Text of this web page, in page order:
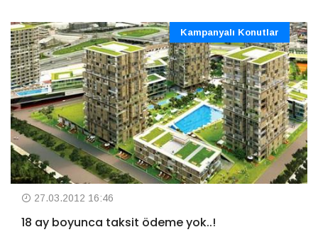
Kampanyalı Konutlar
27.03.2012 16:46
18 ay boyunca taksit ödeme yok..!